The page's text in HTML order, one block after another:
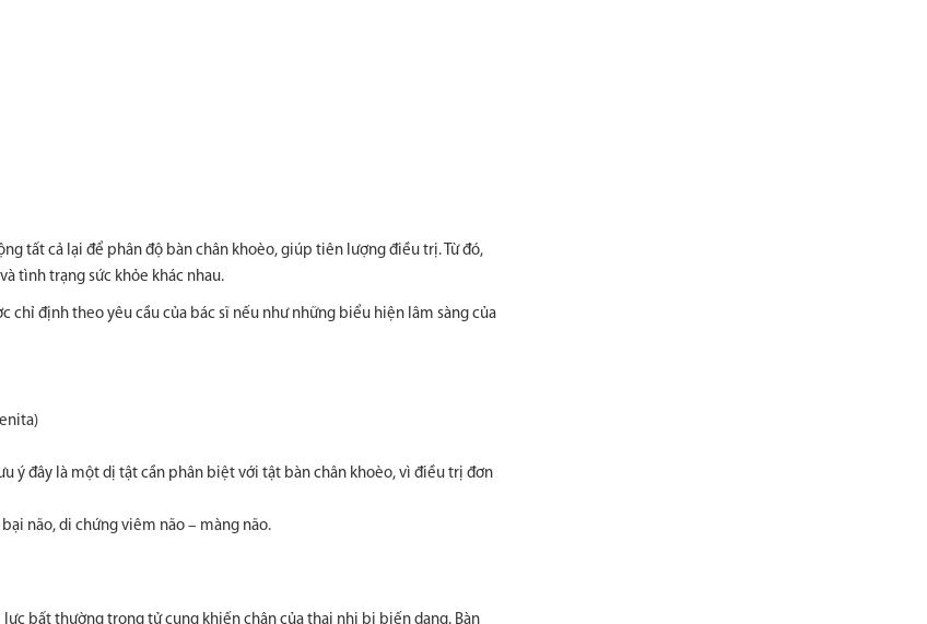
tất cả lại để phân độ bàn chân khoèo, giúp tiên lượng điều trị. Từ đó,
tình trạng sức khỏe khác nhau.
chỉ định theo yêu cầu của bác sĩ nếu như những biểu hiện lâm sàng của
ý đây là một dị tật cần phân biệt với tật bàn chân khoèo, vì điều trị đơn
não, di chứng viêm não – màng não.
bất thường trong tử cung khiến chân của thai nhi bị biến dạng. Bàn